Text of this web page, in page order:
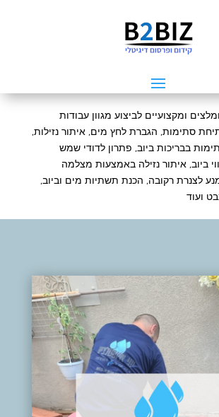
ומקצועיים לביצוע מגוון עבודות
סתימות, הגברת לחץ מים, איתור נזילות,
בבריכות ביוב, פתרון לדודי שמש
ביוב, איתור נזילה באמצעות מצלמה
לצנרת רקובה, הכנת תשתיות מים וביוב,
ועוד